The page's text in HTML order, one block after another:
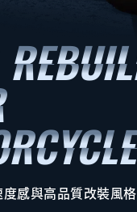
感與高品質改裝風格